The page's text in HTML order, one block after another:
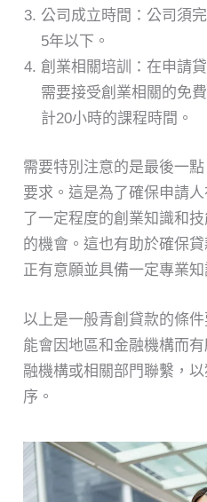
公司成立時間：公司須
5年以下。
創業相關培訓：在申請
需要接受創業相關的免
計20小時的課程時間。
需要特別注意的是最後一
要求。這是為了確保申請
了一定程度的創業知識和
的機會。這也有助於確保
正有意願並具備一定專業知
以上是一般青創貸款的條
能會因地區和金融機構而
融機構或相關部門聯繫，
序。